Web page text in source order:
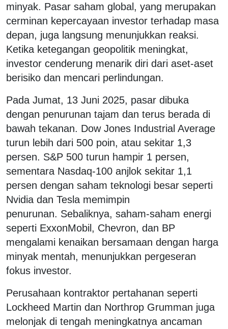
minyak. Pasar saham global, yang merupakan
cerminan kepercayaan investor terhadap masa
depan, juga langsung menunjukkan reaksi.
Ketika ketegangan geopolitik meningkat,
investor cenderung menarik diri dari aset-aset
berisiko dan mencari perlindungan.
Pada Jumat, 13 Juni 2025, pasar dibuka
dengan penurunan tajam dan terus berada di
bawah tekanan. Dow Jones Industrial Average
turun lebih dari 500 poin, atau sekitar 1,3
persen. S&P 500 turun hampir 1 persen,
sementara Nasdaq-100 anjlok sekitar 1,1
persen dengan saham teknologi besar seperti
Nvidia dan Tesla memimpin
penurunan. Sebaliknya, saham-saham energi
seperti ExxonMobil, Chevron, dan BP
mengalami kenaikan bersamaan dengan harga
minyak mentah, menunjukkan pergeseran
fokus investor.
Perusahaan kontraktor pertahanan seperti
Lockheed Martin dan Northrop Grumman juga
melonjak di tengah meningkatnya ancaman